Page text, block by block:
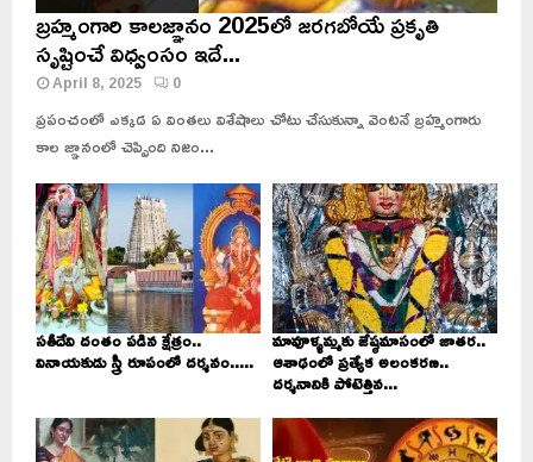
బ్రహ్మంగారి కాలజ్ఞానం 2025లో జరగబోయే ప్రకృతి
సృష్టించే విధ్వంసం ఇదే...
April 8, 2025 0
ప్రపంచంలో ఎక్కడ ఏ వింతలు విశేషాలు చోటు చేసుకున్నా వెంటనే బ్రహ్మంగారు
కాల జ్ఞానంలో చెప్పింది నిజం...
సతీదేవి దంతం పడిన క్షేత్రం..
వినాయకుడు స్త్రీ రూపంలో దర్శనం.....
మావూళ్ళమ్మకు జేష్ఠమాసంలో జాతర..
ఆశాఢంలో ప్రత్యేక అలంకరణ..
దర్శనానికి పోటెత్తిన...